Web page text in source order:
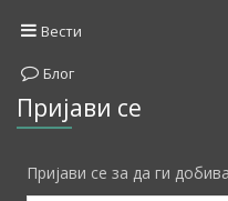
Вести
Блог
Пријави се
Пријави се за да ги